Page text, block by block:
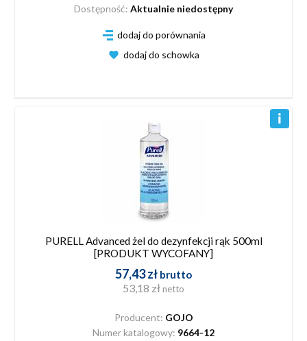
Dostępność: Aktualnie niedostępny
dodaj do porównania
dodaj do schowka
PURELL Advanced żel do dezynfekcji rąk 500ml
[PRODUKT WYCOFANY]
57,43 zł brutto
53,18 zł netto
Producent: GOJO
Numer katalogowy: 9664-12